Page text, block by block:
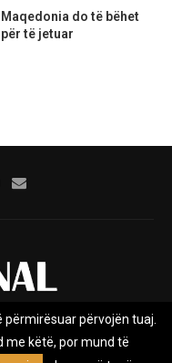
Maqedonia do të bëhet
të jetuar
përvojën tuaj.
me këtë, por mund të